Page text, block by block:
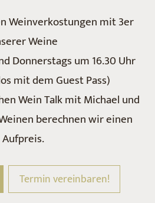
Weinverkostungen mit 3er
Weine
Donnerstags um 16.30 Uhr
mit dem Guest Pass)
Wein Talk mit Michael und
berechnen wir einen
Aufpreis.
Termin vereinbaren!